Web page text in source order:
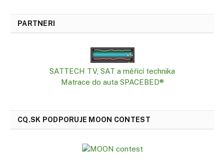
PARTNERI
SATTECH TV, SAT a měřící technika
Matrace do auta SPACEBED®
CQ.SK PODPORUJE MOON CONTEST